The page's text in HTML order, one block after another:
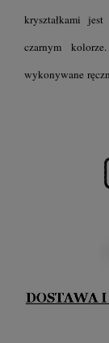
kryształkami
czarnym
wykonywane